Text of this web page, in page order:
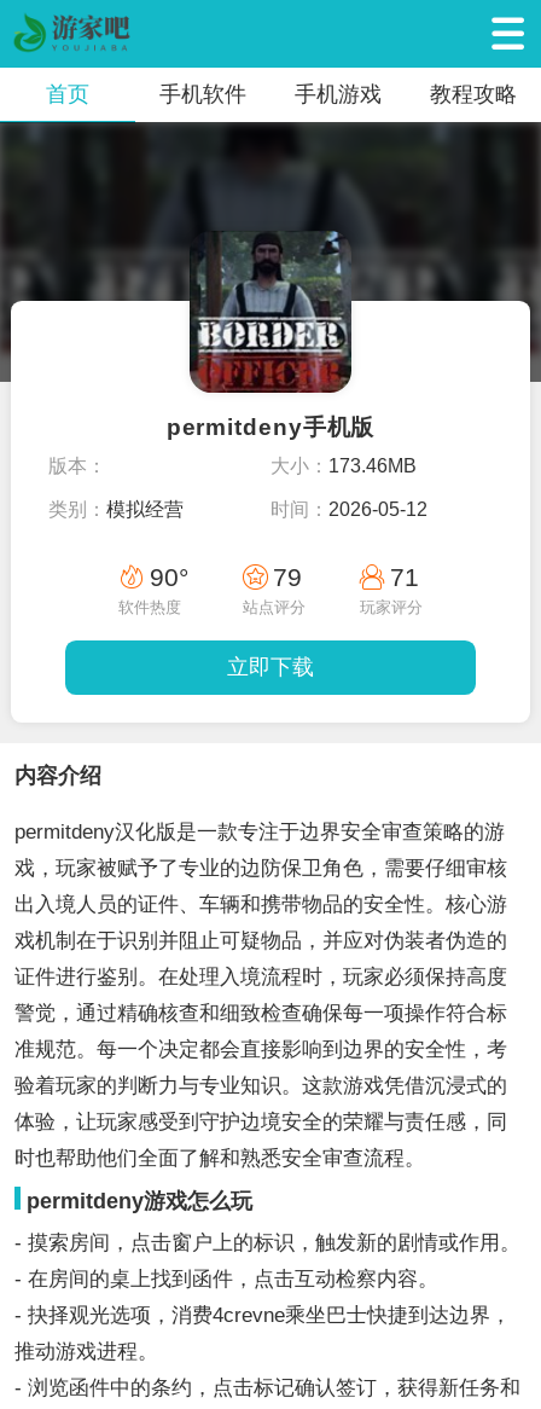
首页 手机软件 手机游戏 教程攻略
permitdeny手机版
版本： 大小： 173.46MB
类别：模拟经营 时间： 2026-05-12
90°
软件热度
79
站点评分
71
玩家评分
立即下载
内容介绍
permitdeny汉化版是一款专注于边界安全审查策略的游
戏，玩家被赋予了专业的边防保卫角色，需要仔细审核
出入境人员的证件、车辆和携带物品的安全性。核心游
戏机制在于识别并阻止可疑物品，并应对伪装者伪造的
证件进行鉴别。在处理入境流程时，玩家必须保持高度
警觉，通过精确核查和细致检查确保每一项操作符合标
准规范。每一个决定都会直接影响到边界的安全性，考
验着玩家的判断力与专业知识。这款游戏凭借沉浸式的
体验，让玩家感受到守护边境安全的荣耀与责任感，同
时也帮助他们全面了解和熟悉安全审查流程。
permitdeny游戏怎么玩
- 摸索房间，点击窗户上的标识，触发新的剧情或作用。
- 在房间的桌上找到函件，点击互动检察内容。
- 抉择观光选项，消费4crevne乘坐巴士快捷到达边界，
推动游戏进程。
- 浏览函件中的条约，点击标记确认签订，获得新任务和